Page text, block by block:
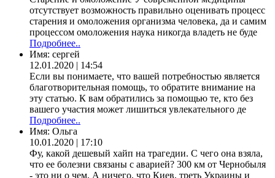
отсутствует возможность правильно оценивать процесс
старения и омоложения организма человека, да и самим
процессом омоложения наука никогда владеть не буде
Подробнее..
Имя: сергей
12.01.2020 | 14:54
Если вы понимаете, что вашей потребностью является
благотворительная помощь, то обратите внимание на
эту статью. К вам обратились за помощью те, кто без
вашего участия может лишиться увлекательного де
Подробнее..
Имя: Ольга
10.01.2020 | 17:10
Фу, какой дешевый хайп на трагедии. С чего она взяла,
что ее болезни связаны с аварией? 300 км от Чернобыля
- это ни о чем. А ничего, что Киев, треть Украины и